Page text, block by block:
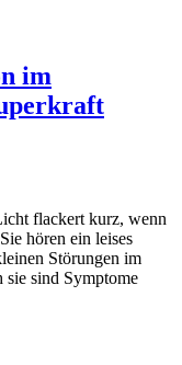
im
flackert kurz, wenn
hören ein leises
Störungen im
sie sind Symptome